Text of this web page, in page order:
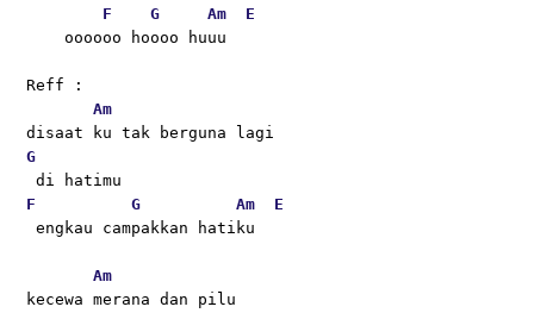
F
G Am
E
    oooooo hoooo huuu
Reff :
Am
disaat ku tak berguna lagi
G
di hatimu
F
G Am
E
engkau campakkan hatiku
Am
kecewa merana dan pilu